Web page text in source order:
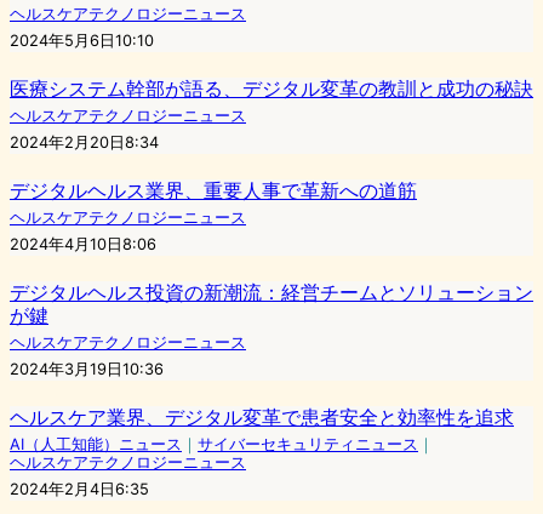
ヘルスケアテクノロジーニュース
2024年5月6日10:10
医療システム幹部が語る、デジタル変革の教訓と成功の秘訣
ヘルスケアテクノロジーニュース
2024年2月20日8:34
デジタルヘルス業界、重要人事で革新への道筋
ヘルスケアテクノロジーニュース
2024年4月10日8:06
デジタルヘルス投資の新潮流：経営チームとソリューション
が鍵
ヘルスケアテクノロジーニュース
2024年3月19日10:36
ヘルスケア業界、デジタル変革で患者安全と効率性を追求
AI（人工知能）ニュース ｜ サイバーセキュリティニュース ｜
ヘルスケアテクノロジーニュース
2024年2月4日6:35